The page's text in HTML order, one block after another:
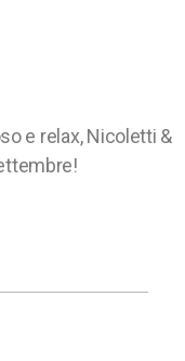
e relax, Nicoletti &